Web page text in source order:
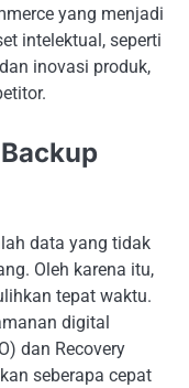
yang menjadi
intelektual, seperti
inovasi produk,
data yang tidak
Oleh karena itu,
tepat waktu.
digital
dan Recovery
seberapa cepat